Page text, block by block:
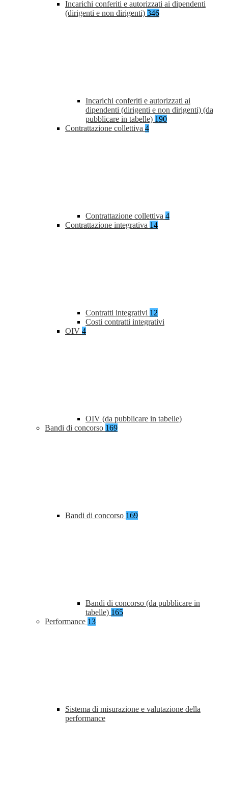
Incarichi conferiti e autorizzati ai dipendenti
(dirigenti e non dirigenti) 346
Incarichi conferiti e autorizzati ai
dipendenti (dirigenti e non dirigenti) (da
pubblicare in tabelle) 190
Contrattazione collettiva 4
Contrattazione collettiva 4
Contrattazione integrativa 14
Contratti integrativi 12
Costi contratti integrativi
OIV 4
OIV (da pubblicare in tabelle)
Bandi di concorso 169
Bandi di concorso 169
Bandi di concorso (da pubblicare in
tabelle) 165
Performance 13
Sistema di misurazione e valutazione della
performance